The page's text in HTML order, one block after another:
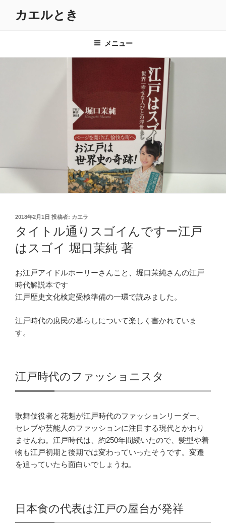
カエルとき
メニュー
投
日:
2018年2月1日 投稿者: カエラ
タイトル通りスゴイんですー江戸
はスゴイ 堀口茉純 著
お江戸アイドルホーリーさんこと、堀口茉純さんの江戸
時代解説本です
江戸歴史文化検定受検準備の一環で読みました。
江戸時代の庶民の暮らしについて楽しく書かれていま
す。
江戸時代のファッショニスタ
歌舞伎役者と花魁が江戸時代のファッションリーダー。
セレブや芸能人のファッションに注目する現代とかわり
ませんね。江戸時代は、約250年間続いたので、髪型や着
物も江戸初期と後期では変わっていったそうです。変遷
を追っていたら面白いでしょうね。
日本食の代表は江戸の屋台が発祥